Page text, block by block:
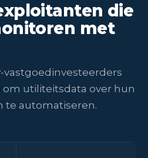
die
met
vastgoedinvesteerders
utiliteitsdata over hun
te automatiseren.